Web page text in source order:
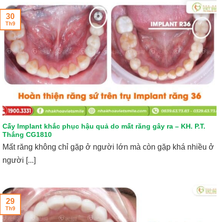
Cấy Implant khắc phục hậu quả do mất răng gây ra – KH. P.T.
Thắng CG1810
Mất răng không chỉ gặp ở người lớn mà còn gặp khá nhiều ở
người [...]
30
Th9
29
Th9